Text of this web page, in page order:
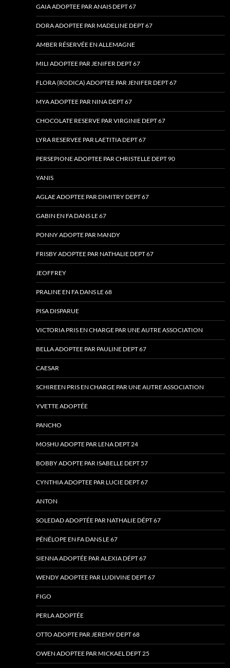
GAIA ADOPTEE PAR ANAIS DEPT 67
DORA ADOPTEE PAR MADELINE DEPT 67
AMBER RÉSERVÉE EN ALLEMAGNE
MILI ADOPTEE PAR JENIFER DEPT 67
FLORA (RODICA) ADOPTEE PAR JENIFER DEPT 67
MYA ADOPTEE PAR NINA DEPT 67
CHOCOLATE RESERVE PAR VIRGINIE DEPT 67
LYRA RESERVEE PAR LAETITIA DEPT 67
PERSEPIONE ADOPTEE PAR CHRISTELLE DEPT 90
YANIS
AGLAE ADOPTEE PAR DIMITRY DEPT 67
GABIN EN FA DANS LE 67
PONNY ADOPTE PAR MANDY
FRISBY ADOPTEE PAR NATHALIE DEPT 67
JEOFFREY
PRALINE EN FA DANS LE 68
PISA DISPARUE
VICTORIA PRIS EN CHARGE PAR UNE AUTRE ASSOCIATION
BELLA ADOPTEE PAR PAULINE DEPT 67
CAESAR
SCHIREEN PRIS EN CHARGE PAR UNE AUTRE ASSOCIATION
YVETTE ADOPTÉE
PANCHO
MOSHU ADOPTE PAR LENA DEPT 24
BOBBY ADOPTE PAR ISABELLE DEPT 57
CYNTHIA ADOPTEE PAR LUCIE DEPT 67
ANTON
SOLEDAD ADOPTÉE PAR NATHALIE DÉPT 67
PÉNÉLOPE EN FA DANS LE 67
SIENNA ADOPTÉE PAR ALEXIA DÉPT 67
WENDY ADOPTEE PAR LUDIVINE DEPT 67
FIGO
PERLA ADOPTÉE
OTTO ADOPTE PAR JEREMY DEPT 68
OWEN ADOPTEE PAR MICKAEL DEPT 25